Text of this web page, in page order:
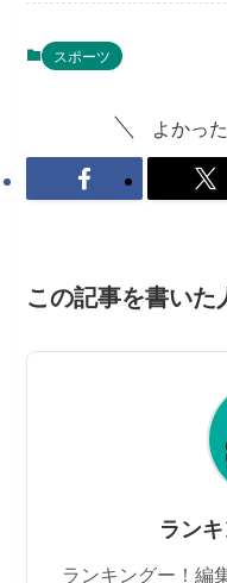
スポーツ
よかっ
この記事を書いた
ラン
ランキングー！編